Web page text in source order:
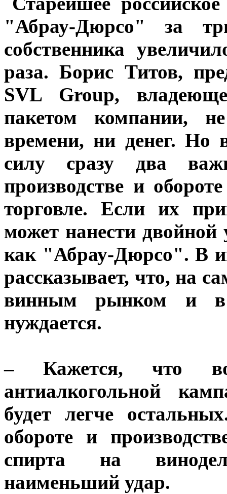
"Абрау-Дюрсо" за
собственника
раза. Борис Титов,
SVL Group,
пакетом компании,
времени, ни денег. Но
силу сразу два
производстве и
торговле. Если их
может нанести двойной
как "Абрау-Дюрсо". В
рассказывает, что, на
винным рынком и в
нуждается.
– Кажется, что во
антиалкогольной
будет легче
обороте и
спирта на
наименьший удар.